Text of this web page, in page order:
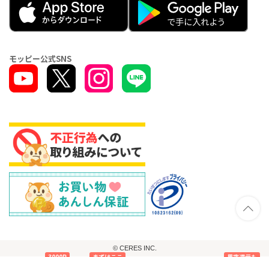
モッピー公式SNS
© CERES INC.